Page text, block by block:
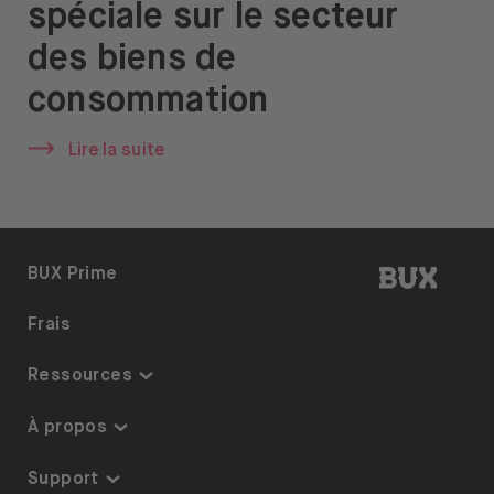
À propos de nous
Emplois
Presse
FR
spéciale sur le secteur
des biens de
consommation
Lire la suite
BUX |
BUX Prime
Frais
Ressources
Centre de connaissances
À propos
Sécurité et garanties
Support